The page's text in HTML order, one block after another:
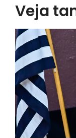
Veja